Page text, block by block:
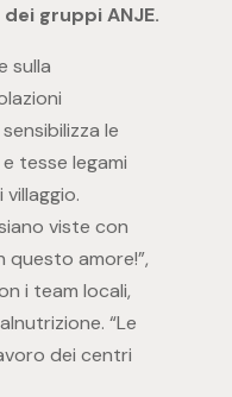
gruppi ANJE.
sulla
le
tesse legami
viste con
questo amore!”,
i team locali,
“Le
dei centri